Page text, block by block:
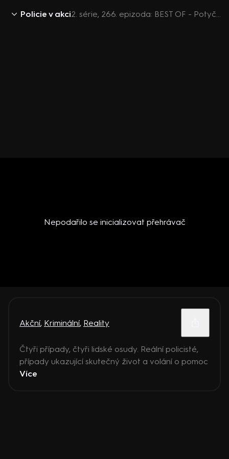
Policie v akci 2. série, 266. epizoda: BEST OF - Potyčka na ulici / Ukradená peněženka / Zloděj z restaurace
Nepodařilo se inicializovat přehrávač
Akční, Kriminální, Reality
Čtyři případy, čtyři lidské osudy. Reální policisté,
případy ukazující skutečný život a volání o pomoc
Více